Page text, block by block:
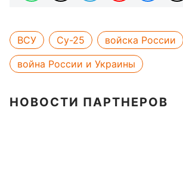
ВСУ Су-25
войска России
война России и Украины
НОВОСТИ ПАРТНЕРОВ